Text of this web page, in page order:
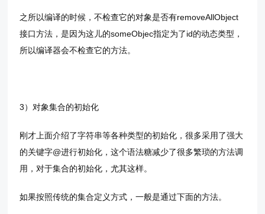
之所以编译的时候，不检查它的对象是否有removeAllObject
接口方法，是因为这儿的someObjec指定为了id的动态类型，
所以编译器会不检查它的方法。
3）对象集合的初始化
刚才上面介绍了字符串等各种类型的初始化，很多采用了强大
的关键字@进行初始化，这个语法糖减少了很多繁琐的方法调
用，对于集合的初始化，尤其这样。
如果按照传统的集合定义方式，一般是通过下面的方法。